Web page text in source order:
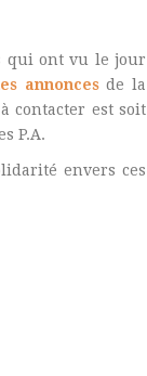
qui ont vu le jour
annoncesde la
contacter est soit
P.A.
envers ces